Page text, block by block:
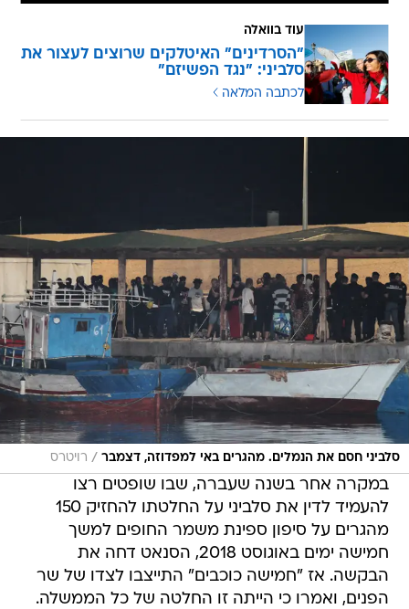
עוד בוואלה
"הסרדינים" האיטלקים שרוצים לעצור את
סלביני: "נגד הפשיזם"
לכתבה המלאה
סלביני חסם את הנמלים. מהגרים באי למפדוזה, דצמבר / רויטרס
במקרה אחר בשנה שעברה, שבו שופטים רצו
להעמיד לדין את סלביני על החלטתו להחזיק 150
מהגרים על סיפון ספינת משמר החופים למשך
חמישה ימים באוגוסט 2018, הסנאט דחה את
הבקשה. אז "חמישה כוכבים" התייצבו לצדו של שר
הפנים, ואמרו כי הייתה זו החלטה של כל הממשלה.